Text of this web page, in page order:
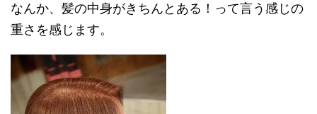
なんか、髪の中身がきちんとある！って言う感じの
重さを感じます。